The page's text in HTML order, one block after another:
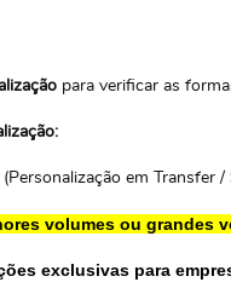
para verificar as
em Transfer
volumes ou grandes
exclusivas para